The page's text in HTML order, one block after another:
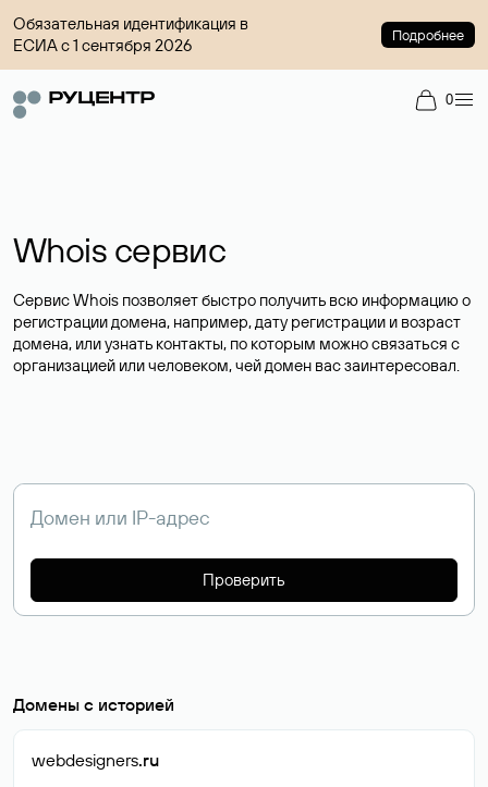
Обязательная идентификация в
ЕСИА с 1 сентября 2026
Подробнее
0
Whois сервис
Сервис Whois позволяет быстро получить всю информацию о
регистрации домена, например, дату регистрации и возраст
домена, или узнать контакты, по которым можно связаться с
организацией или человеком, чей домен вас заинтересовал.
Проверить
Домены с историей
webdesigners.ru